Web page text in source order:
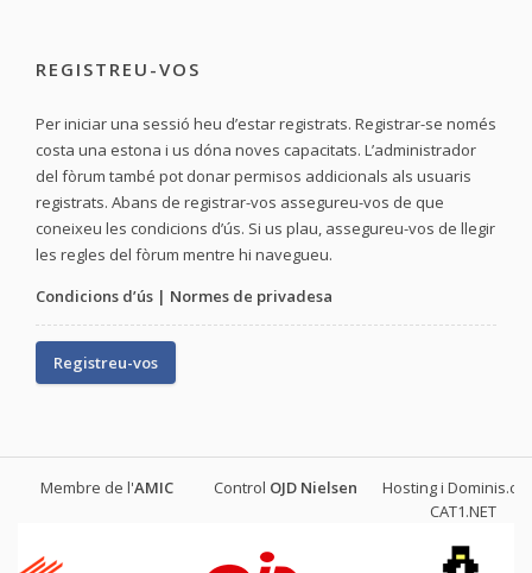
REGISTREU-VOS
Per iniciar una sessió heu d’estar registrats. Registrar-se només
costa una estona i us dóna noves capacitats. L’administrador
del fòrum també pot donar permisos addicionals als usuaris
registrats. Abans de registrar-vos assegureu-vos de que
coneixeu les condicions d’ús. Si us plau, assegureu-vos de llegir
les regles del fòrum mentre hi navegueu.
Condicions d’ús | Normes de privadesa
Registreu-vos
Membre de l'AMIC Control OJD Nielsen
Hosting i
CAT1.NET